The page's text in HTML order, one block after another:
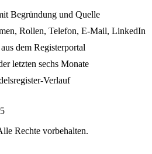
Begründung und Quelle
Rollen, Telefon, E-Mail, LinkedIn
dem Registerportal
letzten sechs Monate
Verlauf
Rechte vorbehalten.